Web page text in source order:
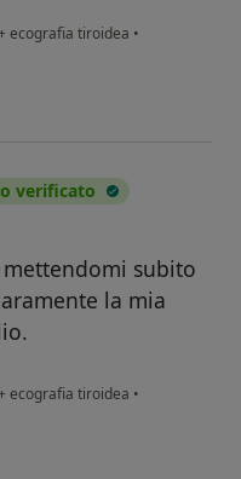
ecografia tiroidea •
verificato
mettendomi subito
la mia
ecografia tiroidea •